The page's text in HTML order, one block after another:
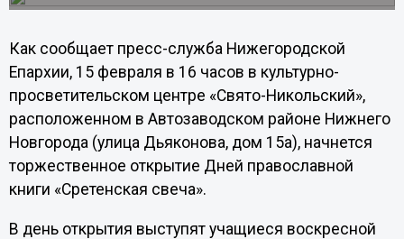
Как сообщает пресс-служба Нижегородской
Епархии, 15 февраля в 16 часов в культурно-
просветительском центре «Свято-Никольский»,
расположенном в Автозаводском районе Нижнего
Новгорода (улица Дьяконова, дом 15а), начнется
торжественное открытие Дней православной
книги «Сретенская свеча».
В день открытия выступят учащиеся воскресной